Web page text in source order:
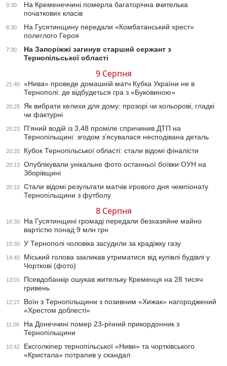
9:30
На Кременеччині померла багаторічна вчителька
початкових класів
8:30
На Гусятинщину передали «Комбатанський хрест»
полеглого Героя
7:30
На Запоріжжі загинув старший сержант з
Тернопільської області
9 Серпня
21:40
«Нива» проведе домашній матч Кубка України не в
Тернополі: де відбудеться гра з «Буковиною»
20:25
Як вибрати келихи для дому: прозорі чи кольорові, гладкі
чи фактурні
20:23
П’яний водій із 3,48 проміле спричинив ДТП на
Тернопільщині: згодом з’ясувалася несподівана деталь
20:20 Кубок Тернопільської області: стали відомі фіналісти
20:13
Опублікували унікальне фото останньої боївки ОУН на
Зборівщині
20:10
Стали відомі результати матчів ігрового дня чемпіонату
Тернопільщини з футболу
8 Серпня
16:30
На Гусятинщині громаді передали безхазяйне майно
вартістю понад 9 млн грн
15:30 У Тернополі чоловіка засудили за крадіжку газу
14:40
Міський голова закликав утриматися від купівлі будівлі у
Чорткові (фото)
13:01
Псевдобанкір ошукав жительку Кременця на 28 тисяч
гривень
12:27
Воїн з Тернопільщини з позивним «Хижак» нагороджений
«Хрестом доблесті»
11:00
На Донеччині помер 23-річний прикордонник з
Тернопільщини
10:42
Ексголкіпер тернопільської «Ниви» та чортківського
«Кристала» потрапив у скандал